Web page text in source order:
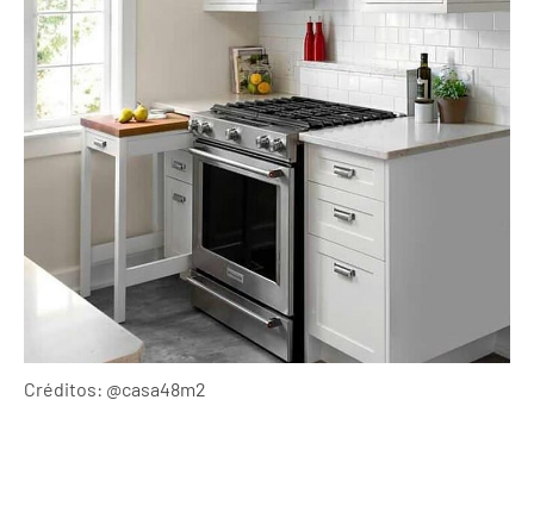
Créditos: @casa48m2